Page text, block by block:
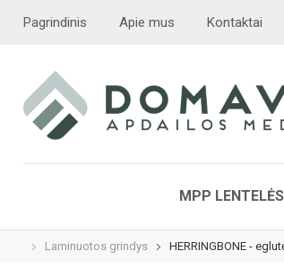
Pagrindinis Apie mus Kontaktai
MPP
Laminuotos grindys HERRINGBONE -